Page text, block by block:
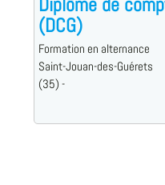
(DCG)
Formation en alternance
Saint-Jouan-des-Guérets
(35) -